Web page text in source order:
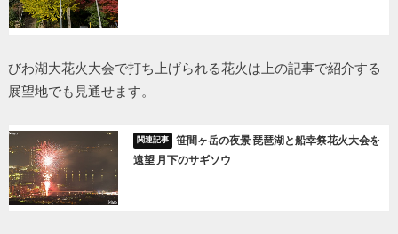
びわ湖大花火大会で打ち上げられる花火は上の記事で紹介する
展望地でも見通せます。
笹間ヶ岳の夜景 琵琶湖と船幸祭花火大会を
遠望 月下のサギソウ